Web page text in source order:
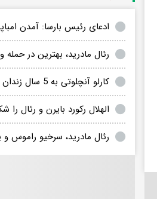
ادعای رئیس بارسا: آمدن
رئال مادرید، بهترین در حمله
کارلو آنچلوتی به 5 سال زندان محکوم شد؟/ بازنشستگی یکی از بهترین مربیان تاریخ با شرمندگی
الهلال رکورد بایرن و رئال
رئال مادرید، سرخیو راموس و